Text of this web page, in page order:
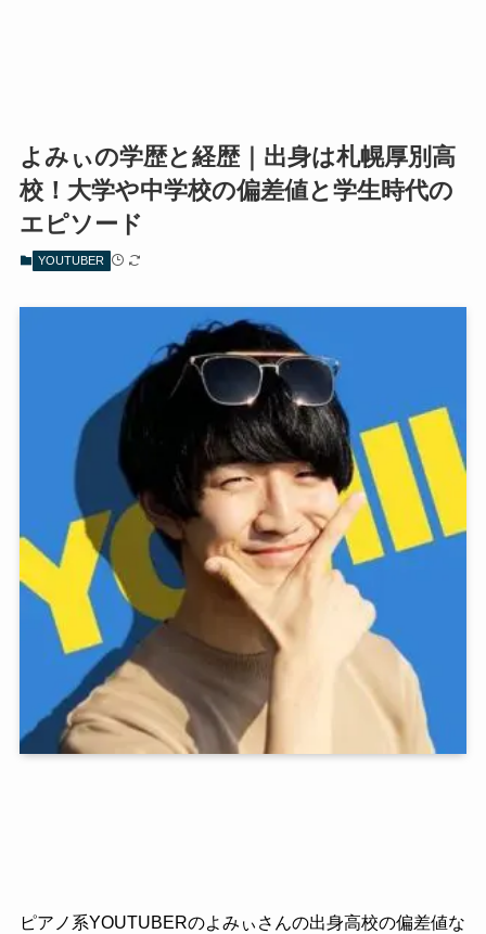
よみぃの学歴と経歴｜出身は札幌厚別高
校！大学や中学校の偏差値と学生時代の
エピソード
YOUTUBER
ピアノ系YOUTUBERのよみぃさんの出身高校の偏差値な